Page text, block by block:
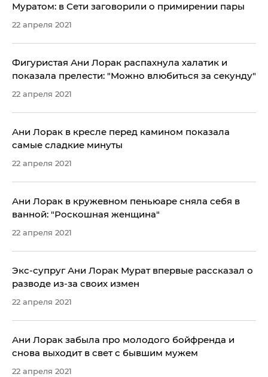
Муратом: в Сети заговорили о примирении пары
22 апреля 2021
Фигуристая Ани Лорак распахнула халатик и
показала прелести: "Можно влюбиться за секунду"
22 апреля 2021
Ани Лорак в кресле перед камином показала
самые сладкие минуты
22 апреля 2021
Ани Лорак в кружевном пеньюаре сняла себя в
ванной: "Роскошная женщина"
22 апреля 2021
Экс-супруг Ани Лорак Мурат впервые рассказал о
разводе из-за своих измен
22 апреля 2021
Ани Лорак забыла про молодого бойфренда и
снова выходит в свет с бывшим мужем
22 апреля 2021